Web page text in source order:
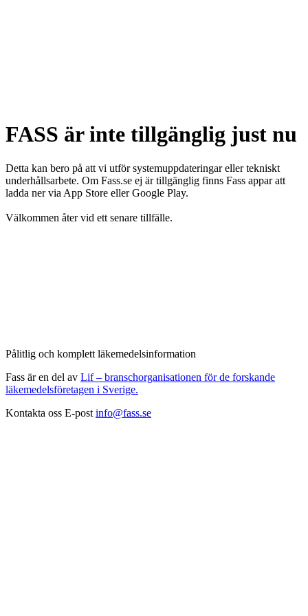
FASS är inte tillgänglig just nu
Detta kan bero på att vi utför systemuppdateringar eller tekniskt
underhållsarbete. Om Fass.se ej är tillgänglig finns Fass appar att
ladda ner via App Store eller Google Play.
Välkommen åter vid ett senare tillfälle.
Pålitlig och komplett läkemedelsinformation
Fass är en del av Lif – branschorganisationen för de forskande
läkemedelsföretagen i Sverige.
Kontakta oss E-post info@fass.se